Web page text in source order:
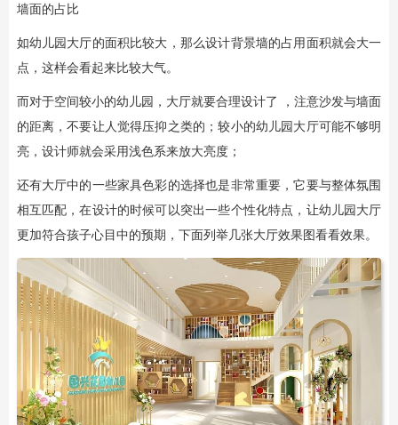
墙面的占比
如幼儿园大厅的面积比较大，那么设计背景墙的占用面积就会大一
点，这样会看起来比较大气。
而对于空间较小的幼儿园，大厅就要合理设计了 ，注意沙发与墙面
的距离，不要让人觉得压抑之类的；较小的幼儿园大厅可能不够明
亮，设计师就会采用浅色系来放大亮度；
还有大厅中的一些家具色彩的选择也是非常重要，它要与整体氛围
相互匹配，在设计的时候可以突出一些个性化特点，让幼儿园大厅
更加符合孩子心目中的预期，下面列举几张大厅效果图看看效果。